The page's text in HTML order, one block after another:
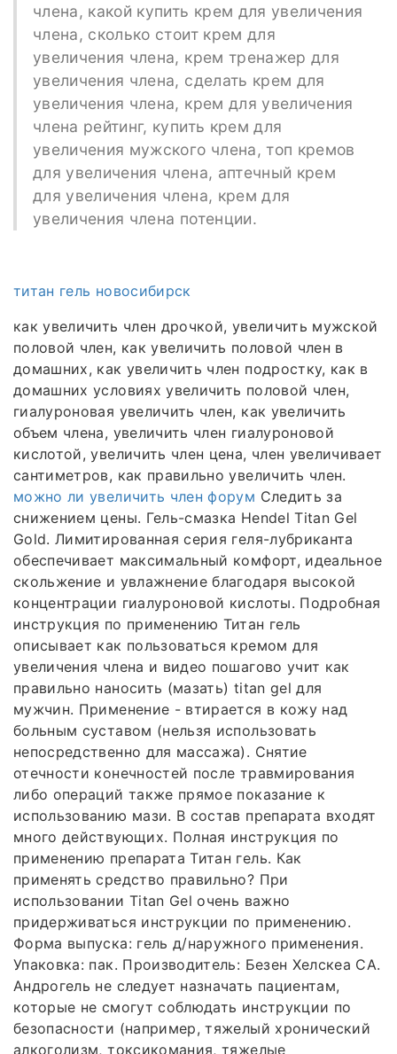
члена, какой купить крем для увеличения
члена, сколько стоит крем для
увеличения члена, крем тренажер для
увеличения члена, сделать крем для
увеличения члена, крем для увеличения
члена рейтинг, купить крем для
увеличения мужского члена, топ кремов
для увеличения члена, аптечный крем
для увеличения члена, крем для
увеличения члена потенции.
титан гель новосибирск
как увеличить член дрочкой, увеличить мужской
половой член, как увеличить половой член в
домашних, как увеличить член подростку, как в
домашних условиях увеличить половой член,
гиалуроновая увеличить член, как увеличить
объем члена, увеличить член гиалуроновой
кислотой, увеличить член цена, член увеличивает
сантиметров, как правильно увеличить член.
можно ли увеличить член форум Следить за
снижением цены. Гель-смазка Hendel Titan Gel
Gold. Лимитированная серия геля-лубриканта
обеспечивает максимальный комфорт, идеальное
скольжение и увлажнение благодаря высокой
концентрации гиалуроновой кислоты. Подробная
инструкция по применению Титан гель
описывает как пользоваться кремом для
увеличения члена и видео пошагово учит как
правильно наносить (мазать) titan gel для
мужчин. Применение - втирается в кожу над
больным суставом (нельзя использовать
непосредственно для массажа). Снятие
отечности конечностей после травмирования
либо операций также прямое показание к
использованию мази. В состав препарата входят
много действующих. Полная инструкция по
применению препарата Титан гель. Как
применять средство правильно? При
использовании Titan Gel очень важно
придерживаться инструкции по применению.
Форма выпуска: гель д/наружного применения.
Упаковка: пак. Производитель: Безен Хелскеа СА.
Андрогель не следует назначать пациентам,
которые не смогут соблюдать инструкции по
безопасности (например, тяжелый хронический
алкоголизм, токсикомания, тяжелые